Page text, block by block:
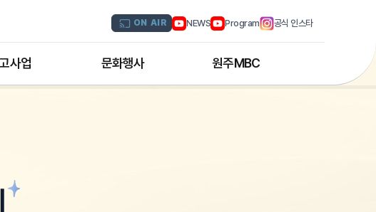
ON AIR NEWS Program 공식 인스타
사업 문화행사 원주MBC